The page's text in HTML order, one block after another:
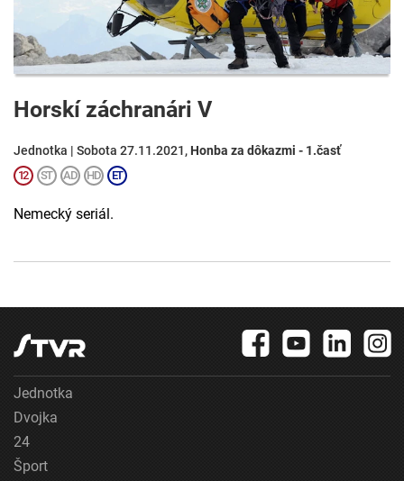
Horskí záchranári V
Jednotka | Sobota 27.11.2021, Honba za dôkazmi - 1.časť
Nemecký seriál.
Jednotka
Dvojka
24
Šport